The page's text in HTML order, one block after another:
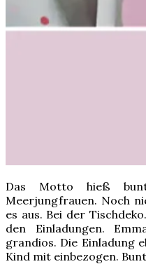
Das Motto hieß
Meerjungfrauen. Noch
es aus. Bei der
den Einladungen.
grandios. Die Einladung
Kind mit einbezogen.